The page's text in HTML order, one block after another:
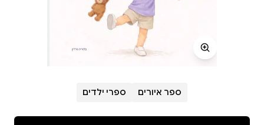
ספר איורים ספרי ילדים